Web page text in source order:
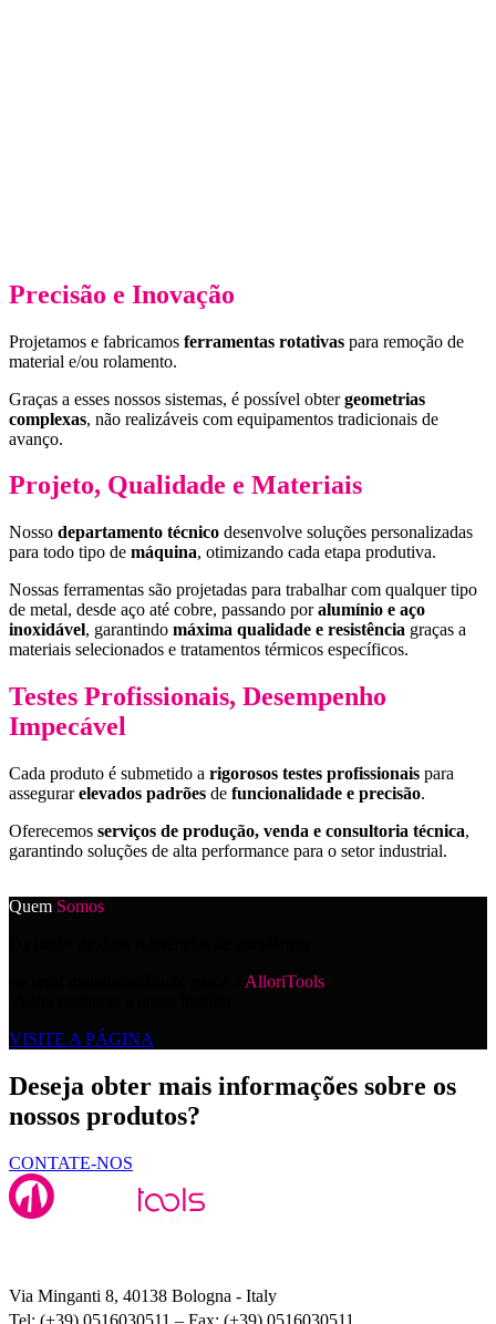
Precisão e Inovação
Projetamos e fabricamos ferramentas rotativas para remoção de
material e/ou rolamento.
Graças a esses nossos sistemas, é possível obtergeometrias
complexas, não realizáveis com equipamentos tradicionais de
avanço.
Projeto, Qualidade e Materiais
Nosso departamento técnico desenvolve soluções personalizadas
para todo tipo de máquina, otimizando cada etapa produtiva.
Nossas ferramentas são projetadas para trabalhar com qualquer tipo
de metal, desde aço até cobre, passando poralumínio e aço
inoxidável, garantindo máxima qualidade e resistência graças a
materiais selecionados e tratamentos térmicos específicos.
Testes Profissionais, Desempenho
Impecável
Cada produto é submetido a rigorosos testes profissionais para
assegurarelevados padrões de funcionalidade e precisão.
Oferecemos serviços de produção, venda e consultoria técnica,
garantindo soluções de alta performance para o setor industrial.
Quem Somos
AlloriTools
VISITE A PÁGINA
Deseja obter mais informações sobre os
nossos produtos?
CONTATE-NOS
Via Minganti 8, 40138 Bologna - Italy
Tel: (+39) 0516030511 – Fax: (+39) 0516030511